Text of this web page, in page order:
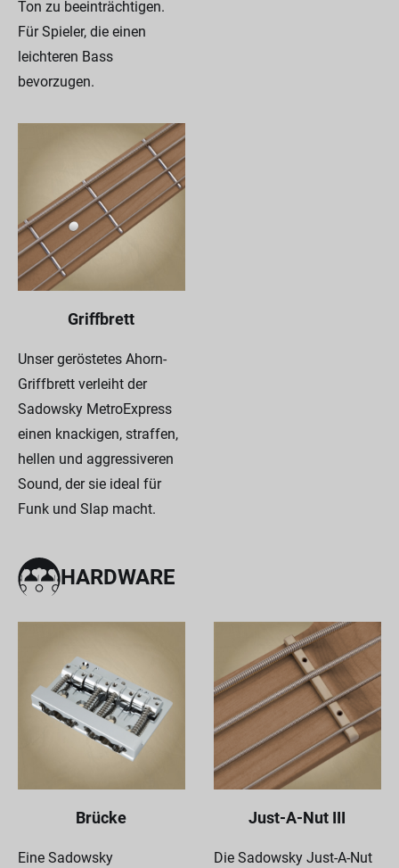
Ton zu beeinträchtigen.
Für Spieler, die einen
leichteren Bass
bevorzugen.
Griffbrett
Unser geröstetes Ahorn-
Griffbrett verleiht der
Sadowsky MetroExpress
einen knackigen, straffen,
hellen und aggressiveren
Sound, der sie ideal für
Funk und Slap macht.
HARDWARE
Brücke
Eine Sadowsky
Just-A-Nut III
Die Sadowsky Just-A-Nut